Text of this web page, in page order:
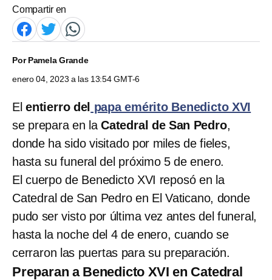
Compartir en
PorPamela Grande
enero 04, 2023 a las 13:54 GMT-6
El entierro del papa emérito Benedicto XVI
se prepara en laCatedral de San Pedro,
donde ha sido visitado por miles de fieles,
hasta su funeral del próximo 5 de enero.
El cuerpo de Benedicto XVI reposó en la
Catedral de San Pedro en El Vaticano, donde
pudo ser visto por última vez antes del funeral,
hasta la noche del 4 de enero, cuando se
cerraron las puertas para su preparación.
Preparan a Benedicto XVI en Catedral